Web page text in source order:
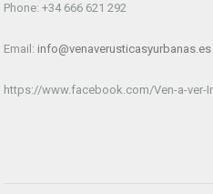
Phone: +34 666 621 292
Email: info@venaverusticasyurbanas.es
https://www.facebook.com/Ven-a-ver-